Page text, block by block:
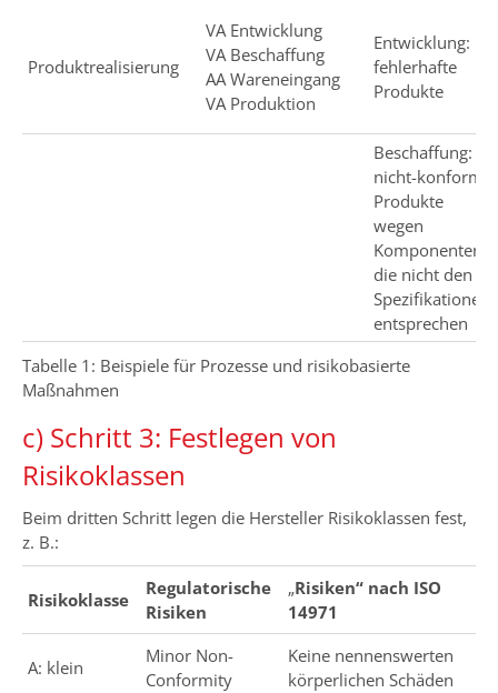
Produktrealisierung
VA Entwicklung
VA Beschaffung
AA Wareneingang
VA Produktion
Entwicklung:
fehlerhafte
Produkte
Beschaffung:
nicht-konforme
Produkte
wegen
Komponenten,
die nicht den
Spezifikationen
entsprechen
Tabelle 1: Beispiele für Prozesse und risikobasierte
Maßnahmen
c) Schritt 3: Festlegen von
Risikoklassen
Beim dritten Schritt legen die Hersteller Risikoklassen fest,
z. B.:
Risikoklasse
Regulatorische
Risiken
„Risiken“ nach ISO
14971
A: klein
Minor Non-
Conformity
Keine nennenswerten
körperlichen Schäden